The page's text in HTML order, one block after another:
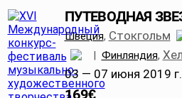
ПУТЕВОДНАЯ
Швеция, Стокгольм
| Финляндия,
03 — 07 июня 2019 г.
169€